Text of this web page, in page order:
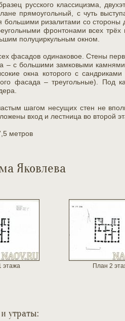
русского классицизма,
прямоугольный, с чуть
большими ризалитами со
фронтонами всех
полуциркульным окном.
фасадов одинаковое. Стены
– с большими замковыми
окна которого с
фасада – треугольные). Под
шагом несущих стен не
вход и лестница во второй
метров
Яковлева
этажа План 2
и утраты: